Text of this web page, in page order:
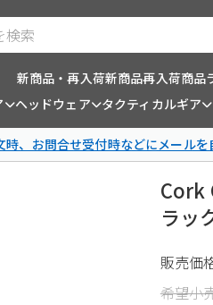
検索
新商品・再入荷新商品再入荷商品
ヘッドウェア タクティカルギア
時、お問合せ受付時などにメール
Cork
ラッ
販売価
希望小